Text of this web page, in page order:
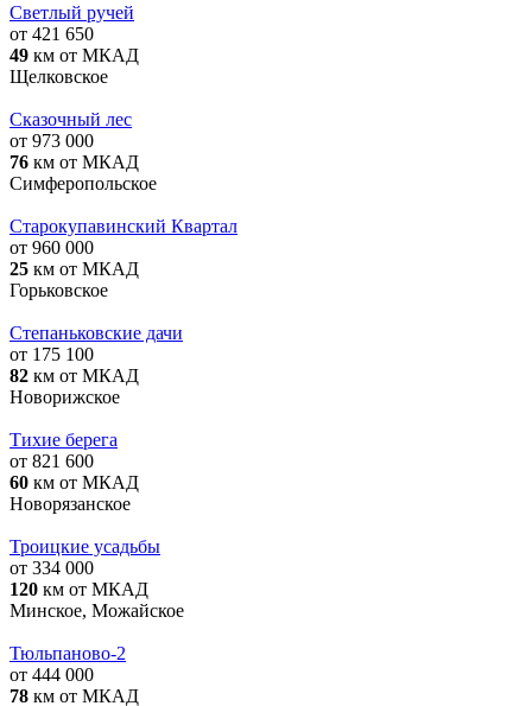
Светлый ручей
от 421 650
49 км от МКАД
Щелковское
Сказочный лес
от 973 000
76 км от МКАД
Симферопольское
Старокупавинский Квартал
от 960 000
25 км от МКАД
Горьковское
Степаньковские дачи
от 175 100
82 км от МКАД
Новорижское
Тихие берега
от 821 600
60 км от МКАД
Новорязанское
Троицкие усадьбы
от 334 000
120 км от МКАД
Минское, Можайское
Тюльпаново-2
от 444 000
78 км от МКАД